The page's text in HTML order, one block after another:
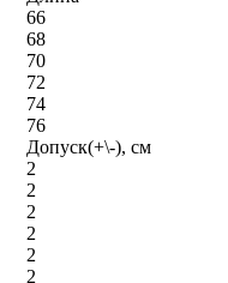
66
68
70
72
74
76
Допуск(+\-), см
2
2
2
2
2
2